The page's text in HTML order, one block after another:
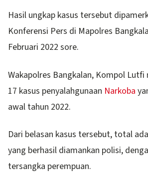
Hasil ungkap kasus tersebut
Konferensi Pers di Mapolres
Februari 2022 sore.
Wakapolres Bangkalan, Kompol Lutfi
17 kasus penyalahgunaan Narkoba
awal tahun 2022.
Dari belasan kasus tersebut, total
yang berhasil diamankan polisi,
tersangka perempuan.